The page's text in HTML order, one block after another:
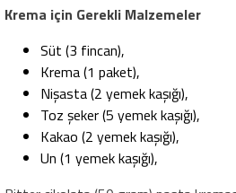
Krema için Gerekli Malzemeler
Süt (3 fincan),
Krema (1 paket),
Nişasta (2 yemek kaşığı),
Toz şeker (5 yemek kaşığı),
Kakao (2 yemek kaşığı),
Un (1 yemek kaşığı),